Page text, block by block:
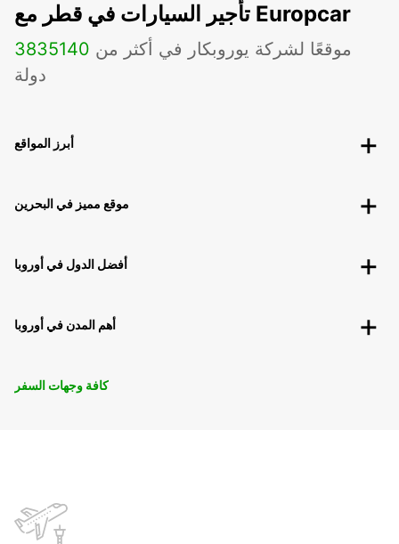
تأجير السيارات في قطر مع Europcar
3835 موقعًا لشركة يوروبكار في أكثر من 140
دولة
أبرز المواقع
موقع مميز في البحرين
أفضل الدول في أوروبا
أهم المدن في أوروبا
كافة وجهات السفر